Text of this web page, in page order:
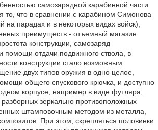
самозарядной карабинной части
то, что в сравнении с карабином Симонова
на парадах и в некоторых видах войск),
преимуществ - отъемный магазин
конструкции, самозаряд
помощи отдачи подвижного ствола, в
конструкции стало возможным
двух типов оружия в одно целое,
общего спускового крючка, и доступно
корпусе, например в виде футляра,
разборных зеркально противоположных
штамповочным методом из металла,
При этом, скрепляться половинки